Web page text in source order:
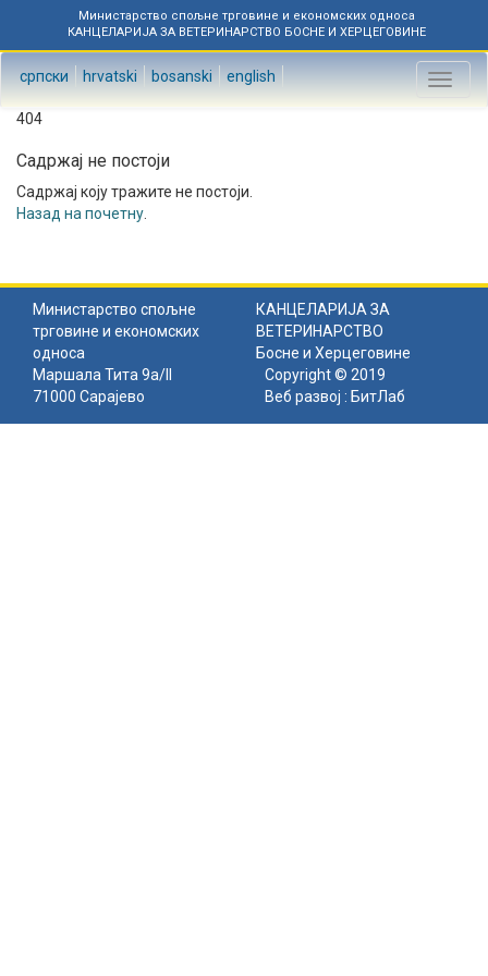
Министарство спољне трговине и економских односа
КАНЦЕЛАРИЈА ЗА ВЕТЕРИНАРСТВО БОСНЕ И ХЕРЦЕГОВИНЕ
српски hrvatski bosanski english
Toggle
404
Садржај не постоји
Садржај коју тражите не постоји.
Назад на почетну
Министарство спољне
трговине и економских
односа
КАНЦЕЛАРИЈА ЗА
ВЕТЕРИНАРСТВО
Босне и Херцеговине
Маршала Тита 9а/II
71000 Сарајево
Copyright © 2019
Веб развој : БитЛаб